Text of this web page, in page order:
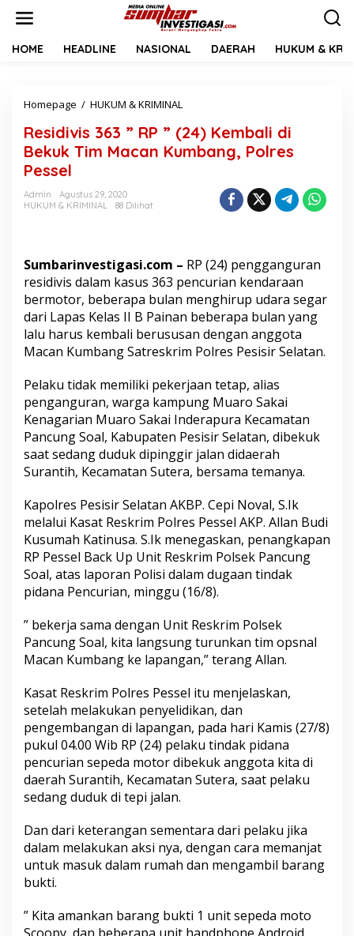
HOME HEADLINE NASIONAL DAERAH HUKUM &
Homepage / HUKUM & KRIMINAL
s
i
d
3
R
P
”
(
2
4
K
e
m
b
a
l
i
i
B
e
k
u
k
T
i
M
a
c
n
K
u
m
b
a
g
o
e
e
s
Residivis 363 ” RP ” (24) Kembali di
Bekuk Tim Macan Kumbang, Polres
Pessel
Admin
Agustus 29, 2020
HUKUM & KRIMINAL
88 Dilihat
Sumbarinvestigasi.com – RP (24) pengganguran
residivis dalam kasus 363 pencurian kendaraan
bermotor, beberapa bulan menghirup udara segar
dari Lapas Kelas II B Painan beberapa bulan yang
lalu harus kembali berususan dengan anggota
Macan Kumbang Satreskrim Polres Pesisir Selatan.
Pelaku tidak memiliki pekerjaan tetap, alias
penganguran, warga kampung Muaro Sakai
Kenagarian Muaro Sakai Inderapura Kecamatan
Pancung Soal, Kabupaten Pesisir Selatan, dibekuk
saat sedang duduk dipinggir jalan didaerah
Surantih, Kecamatan Sutera, bersama temanya.
Kapolres Pesisir Selatan AKBP. Cepi Noval, S.Ik
melalui Kasat Reskrim Polres Pessel AKP. Allan Budi
Kusumah Katinusa. S.Ik menegaskan, penangkapan
RP Pessel Back Up Unit Reskrim Polsek Pancung
Soal, atas laporan Polisi dalam dugaan tindak
pidana Pencurian, minggu (16/8).
” bekerja sama dengan Unit Reskrim Polsek
Pancung Soal, kita langsung turunkan tim opsnal
Macan Kumbang ke lapangan,” terang Allan.
Kasat Reskrim Polres Pessel itu menjelaskan,
setelah melakukan penyelidikan, dan
pengembangan di lapangan, pada hari Kamis (27/8)
pukul 04.00 Wib RP (24) pelaku tindak pidana
pencurian sepeda motor dibekuk anggota kita di
daerah Surantih, Kecamatan Sutera, saat pelaku
sedang duduk di tepi jalan.
Dan dari keterangan sementara dari pelaku jika
dalam melakukan aksi nya, dengan cara memanjat
untuk masuk dalam rumah dan mengambil barang
bukti.
” Kita amankan barang bukti 1 unit sepeda moto